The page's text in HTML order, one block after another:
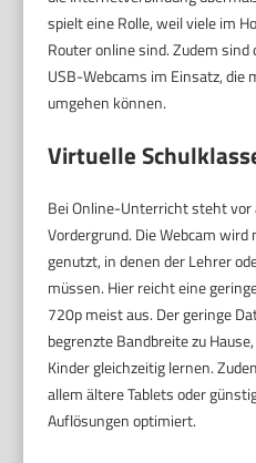
spielt eine Rolle, weil viele im
Router online sind. Zudem
USB-Webcams im Einsatz, die
umgehen können.
Virtuelle
Bei Online-Unterricht steht
Vordergrund. Die Webcam
genutzt, in denen der Lehrer
müssen. Hier reicht eine
720p meist aus. Der geringe
begrenzte Bandbreite zu
Kinder gleichzeitig lernen.
allem ältere Tablets oder
Auflösungen optimiert.